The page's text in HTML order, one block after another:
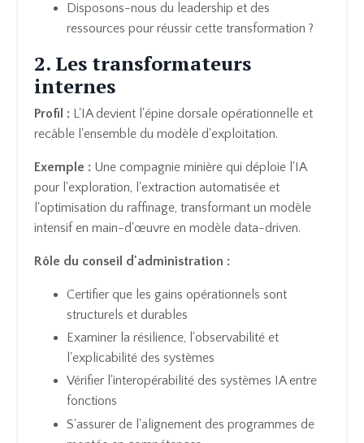
Disposons-nous du leadership et des
ressources pour réussir cette transformation ?
2. Les transformateurs
internes
Profil : L'IA devient l'épine dorsale opérationnelle et
recâble l'ensemble du modèle d'exploitation.
Exemple : Une compagnie minière qui déploie l'IA
pour l'exploration, l'extraction automatisée et
l'optimisation du raffinage, transformant un modèle
intensif en main-d'œuvre en modèle data-driven.
Rôle du conseil d'administration :
Certifier que les gains opérationnels sont
structurels et durables
Examiner la résilience, l'observabilité et
l'explicabilité des systèmes
Vérifier l'interopérabilité des systèmes IA entre
fonctions
S'assurer de l'alignement des programmes de